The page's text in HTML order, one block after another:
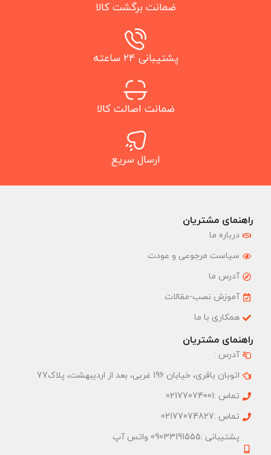
ضمانت برگشت کالا
پشتیبانی 24 ساعته
ضمانت اصالت کالا
ارسال سریع
راهنمای مشتریان
درباره ما
سیاست مرجوعی و عودت
آدرس ما
آموزش نصب-مقالات
همکاری با ما
راهنمای مشتریان
آدرس :
اتوبان باقری، خیابان 196 غربی، بعد از اردیبهشت، پلاک77
تماس :02177074001
تماس :02177074827
پشتیبانی :09033191555 واتس آپ